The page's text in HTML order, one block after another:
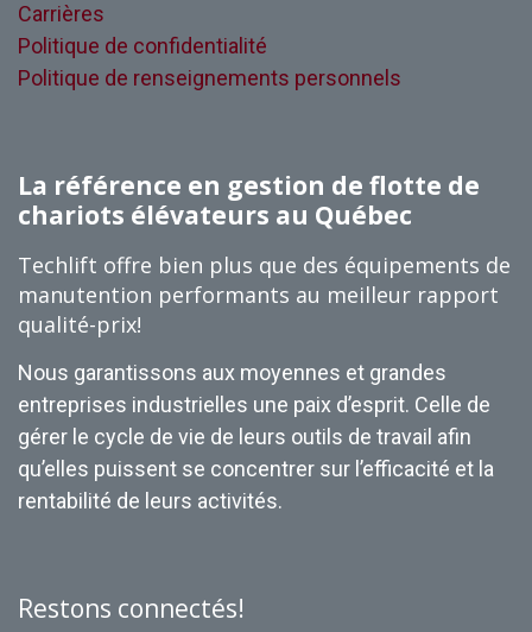
Carrières
Politique de confidentialité
Politique de renseignements personnels
La référence en gestion de flotte de
chariots élévateurs au Québec
Techlift offre bien plus que des équipements de
manutention performants au meilleur rapport
qualité-prix!
Nous garantissons aux moyennes et grandes
entreprises industrielles une paix d’esprit. Celle de
gérer le cycle de vie de leurs outils de travail afin
qu’elles puissent se concentrer sur l’efficacité et la
rentabilité de leurs activités.
Restons connectés!